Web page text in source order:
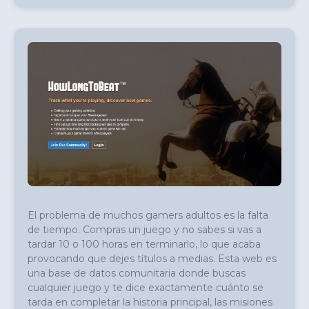
El problema de muchos gamers adultos es la falta
de tiempo. Compras un juego y no sabes si vas a
tardar 10 o 100 horas en terminarlo, lo que acaba
provocando que dejes títulos a medias. Esta web es
una base de datos comunitaria donde buscas
cualquier juego y te dice exactamente cuánto se
tarda en completar la historia principal, las misiones